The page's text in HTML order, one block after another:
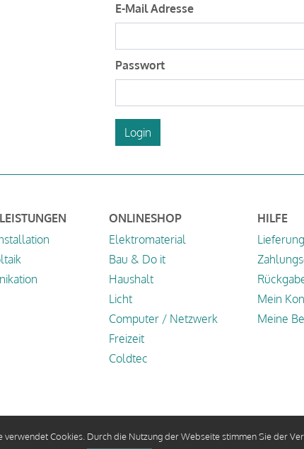
E-Mail Adresse
Passwort
Login
ONLINESHOP
Elektromaterial
Bau & Do it
Haushalt
Licht
Computer / Netzwerk
Freizeit
Coldtec
HILFE
Mein
Meine
verwendet Cookies. Durch die Nutzung der Webseite stimmen Sie der